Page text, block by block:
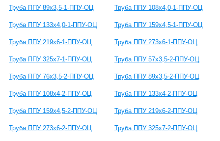
Труба ППУ 89х3,5-1-ППУ-ОЦ Труба ППУ 108х4,0-1-ППУ-ОЦ
Труба ППУ 133х4,0-1-ППУ-ОЦ Труба ППУ 159х4,5-1-ППУ-ОЦ
Труба ППУ 219х6-1-ППУ-ОЦ Труба ППУ 273х6-1-ППУ-ОЦ
Труба ППУ 325х7-1-ППУ-ОЦ Труба ППУ 57х3,5-2-ППУ-ОЦ
Труба ППУ 76х3,5-2-ППУ-ОЦ Труба ППУ 89х3,5-2-ППУ-ОЦ
Труба ППУ 108х4-2-ППУ-ОЦ Труба ППУ 133х4-2-ППУ-ОЦ
Труба ППУ 159х4,5-2-ППУ-ОЦ Труба ППУ 219х6-2-ППУ-ОЦ
Труба ППУ 273х6-2-ППУ-ОЦ Труба ППУ 325х7-2-ППУ-ОЦ